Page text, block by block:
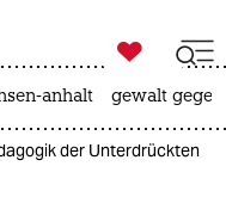

taz zahl ich
anhalt gewalt
der Unterdrückten